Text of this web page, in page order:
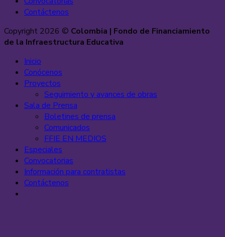
Contáctenos
Copyright 2026 © Colombia | Fondo de Financiamiento
de la Infraestructura Educativa
Inicio
Conócenos
Proyectos
Seguimiento y avances de obras
Sala de Prensa
Boletines de prensa
Comunicados
FFIE EN MEDIOS
Especiales
Convocatorias
Información para contratistas
Contáctenos